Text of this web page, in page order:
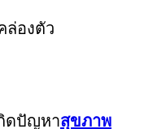
ล่องตัว
ดปัญหาสุขภาพ